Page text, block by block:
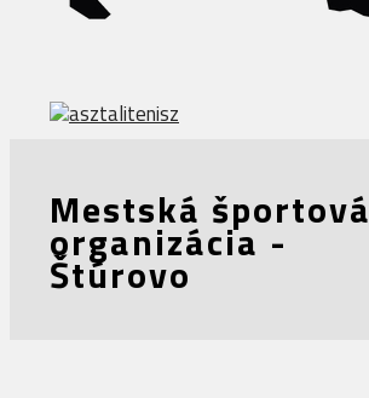
Mestská športová
organizácia -
Štúrovo